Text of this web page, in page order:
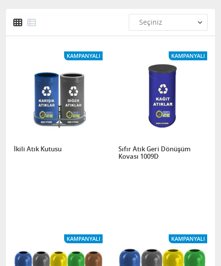
KAMPANYALI
İkili Atık Kutusu
KAMPANYALI
Sıfır Atık Geri Dönüşüm
Kovası 1009D
KAMPANYALI KAMPANYALI